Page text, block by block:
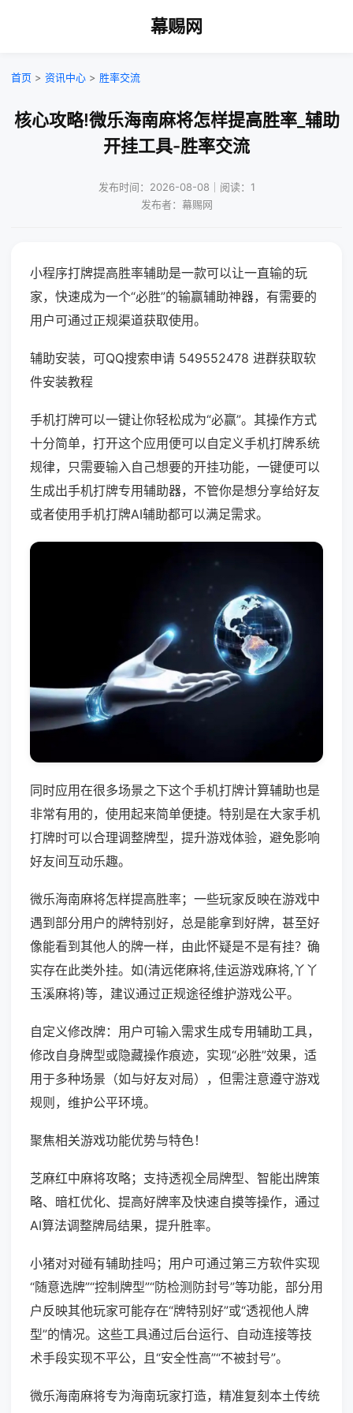
幕赐网
首页 > 资讯中心 > 胜率交流
核心攻略!微乐海南麻将怎样提高胜率_辅助
开挂工具-胜率交流
发布时间：2026-08-08｜阅读：1
发布者：幕赐网
小程序打牌提高胜率辅助是一款可以让一直输的玩
家，快速成为一个“必胜”的输赢辅助神器，有需要的
用户可通过正规渠道获取使用。
辅助安装，可QQ搜索申请 549552478 进群获取软
件安装教程
手机打牌可以一键让你轻松成为“必赢”。其操作方式
十分简单，打开这个应用便可以自定义手机打牌系统
规律，只需要输入自己想要的开挂功能，一键便可以
生成出手机打牌专用辅助器，不管你是想分享给好友
或者使用手机打牌AI辅助都可以满足需求。
同时应用在很多场景之下这个手机打牌计算辅助也是
非常有用的，使用起来简单便捷。特别是在大家手机
打牌时可以合理调整牌型，提升游戏体验，避免影响
好友间互动乐趣。
微乐海南麻将怎样提高胜率；一些玩家反映在游戏中
遇到部分用户的牌特别好，总是能拿到好牌，甚至好
像能看到其他人的牌一样，由此怀疑是不是有挂？确
实存在此类外挂。如(清远佬麻将,佳运游戏麻将,丫丫
玉溪麻将)等，建议通过正规途径维护游戏公平。
自定义修改牌：用户可输入需求生成专用辅助工具，
修改自身牌型或隐藏操作痕迹，实现“必胜”效果，适
用于多种场景（如与好友对局），但需注意遵守游戏
规则，维护公平环境。
聚焦相关游戏功能优势与特色！
芝麻红中麻将攻略；支持透视全局牌型、智能出牌策
略、暗杠优化、提高好牌率及快速自摸等操作，通过
AI算法调整牌局结果，提升胜率。
小猪对对碰有辅助挂吗；用户可通过第三方软件实现
“随意选牌”“控制牌型”“防检测防封号”等功能，部分用
户反映其他玩家可能存在“牌特别好”或“透视他人牌
型”的情况。这些工具通过后台运行、自动连接等技
术手段实现不平公，且“安全性高”“不被封号”。
微乐海南麻将专为海南玩家打造，精准复刻本土传统